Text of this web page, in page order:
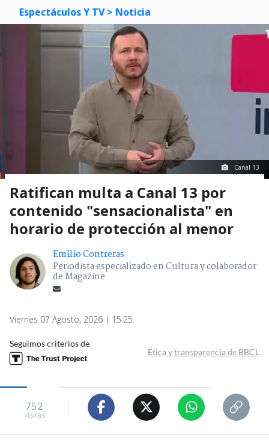
Espectáculos Y TV > Noticia
Canal 13
Ratifican multa a Canal 13 por
contenido "sensacionalista" en
horario de protección al menor
Emilio Contreras
Periodista especializado en Cultura y colaborador
de Magazine
Viernes 07 Agosto, 2026 | 15:25
Seguimos criterios de
Ética y transparencia de BBCL
752
visitas